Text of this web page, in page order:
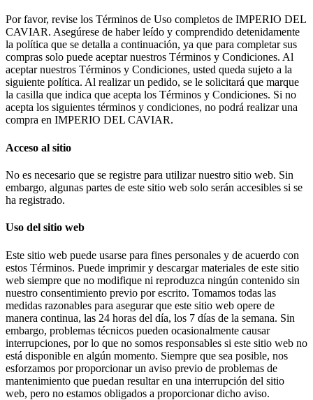
Por favor, revise los Términos de Uso completos de IMPERIO DEL
CAVIAR. Asegúrese de haber leído y comprendido detenidamente
la política que se detalla a continuación, ya que para completar sus
compras solo puede aceptar nuestros Términos y Condiciones. Al
aceptar nuestros Términos y Condiciones, usted queda sujeto a la
siguiente política. Al realizar un pedido, se le solicitará que marque
la casilla que indica que acepta los Términos y Condiciones. Si no
acepta los siguientes términos y condiciones, no podrá realizar una
compra en IMPERIO DEL CAVIAR.
Acceso al sitio
No es necesario que se registre para utilizar nuestro sitio web. Sin
embargo, algunas partes de este sitio web solo serán accesibles si se
ha registrado.
Uso del sitio web
Este sitio web puede usarse para fines personales y de acuerdo con
estos Términos. Puede imprimir y descargar materiales de este sitio
web siempre que no modifique ni reproduzca ningún contenido sin
nuestro consentimiento previo por escrito. Tomamos todas las
medidas razonables para asegurar que este sitio web opere de
manera continua, las 24 horas del día, los 7 días de la semana. Sin
embargo, problemas técnicos pueden ocasionalmente causar
interrupciones, por lo que no somos responsables si este sitio web no
está disponible en algún momento. Siempre que sea posible, nos
esforzamos por proporcionar un aviso previo de problemas de
mantenimiento que puedan resultar en una interrupción del sitio
web, pero no estamos obligados a proporcionar dicho aviso.